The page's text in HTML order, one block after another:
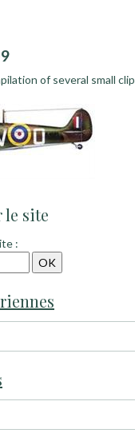
of several small
le site
: